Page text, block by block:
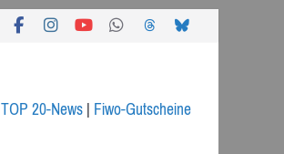
TOP 20-News|Fiwo-Gutscheine